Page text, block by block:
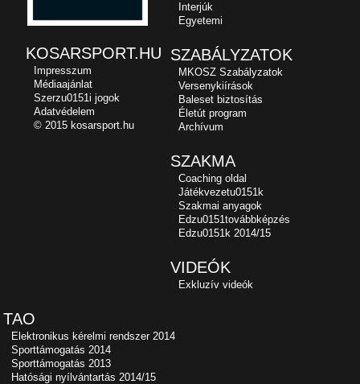
Interjúk
Egyetemi
SZABÁLYZATOK
MKOSZ Szabályzatok
Versenykiírások
Baleset biztosítás
Életút program
Archívum
SZAKMA
Coaching oldal
Játékvezetu0151k
Szakmai anyagok
Edzu0151továbbképzés
Edzu0151k 2014/15
VIDEÓK
Exkluzív videók
TAO
Elektronikus kérelmi rendszer 2014
Sporttámogatás 2014
Sporttámogatás 2013
Hatósági nyílvántartás 2014/15
KOSARSPORT.HU
Impresszum
Médiaajánlat
Szerzu0151i jogok
Adatvédelem
© 2015 kosarsport.hu